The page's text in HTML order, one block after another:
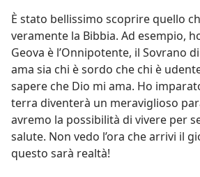
È stato bellissimo scoprire quello
veramente la Bibbia. Ad esempio,
Geova è l’Onnipotente, il Sovrano
ama sia chi è sordo che chi è
sapere che Dio mi ama. Ho
terra diventerà un meraviglioso
avremo la possibilità di vivere per
salute. Non vedo l’ora che arrivi il
questo sarà realtà!